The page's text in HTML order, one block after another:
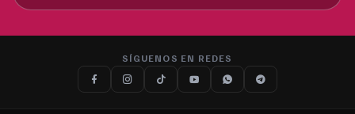
SÍGUENOS EN REDES